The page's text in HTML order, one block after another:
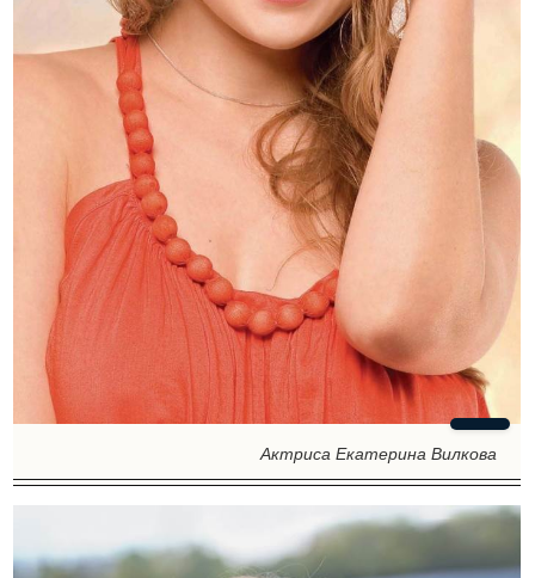
Актриса Екатерина Вилкова